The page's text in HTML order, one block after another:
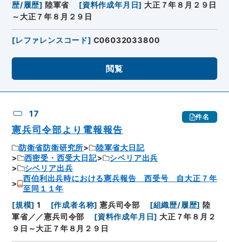
歴/履歴] 陸軍省 [資料作成年月日] 大正７年８月２９日
～大正７年８月２９日
[レファレンスコード] C06032033800
閲覧
17 件名
憲兵司令部より電報報告
防衛省防衛研究所
陸軍省大日記
西密受・西受大日記
シベリア出兵
シベリア出兵
西伯利出兵時における憲兵報告 西受号 自大正７年
至同１１年
[規模] 1 [作成者名称] 憲兵司令部 [組織歴/履歴] 陸
軍省／／憲兵司令部
[資料作成年月日] 大正７年８月２
９日～大正７年８月２９日